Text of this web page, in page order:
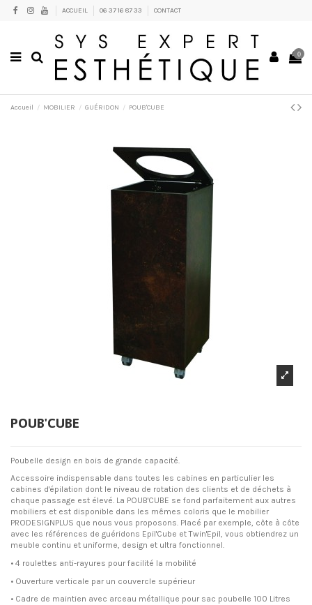
ACCUEIL 06 37 16 87 33 CONTACT
0
Accueil MOBILIER GUÉRIDON POUB'CUBE
POUB'CUBE
Poubelle design en bois de grande capacité.
Accessoire indispensable dans toutes les cabines en particulier les
cabines d'épilation dont le niveau de rotation des clients et de déchets à
chaque passage est élevé. La POUB'CUBE se fond parfaitement aux autres
mobiliers et est disponible dans les mêmes coloris que le mobilier
PRODESIGNPLUS que nous vous proposons. Placé par exemple, côte à côte
avec les références de guéridons Epil'Cube et Twin'Epil, vous obtiendrez un
meuble continu et uniforme, design et ultra fonctionnel.
• 4 roulettes anti-rayures pour facilité la mobilité
• Ouverture verticale par un couvercle supérieur
• Cadre de maintien avec arceau métallique pour sac poubelle 100 Litres